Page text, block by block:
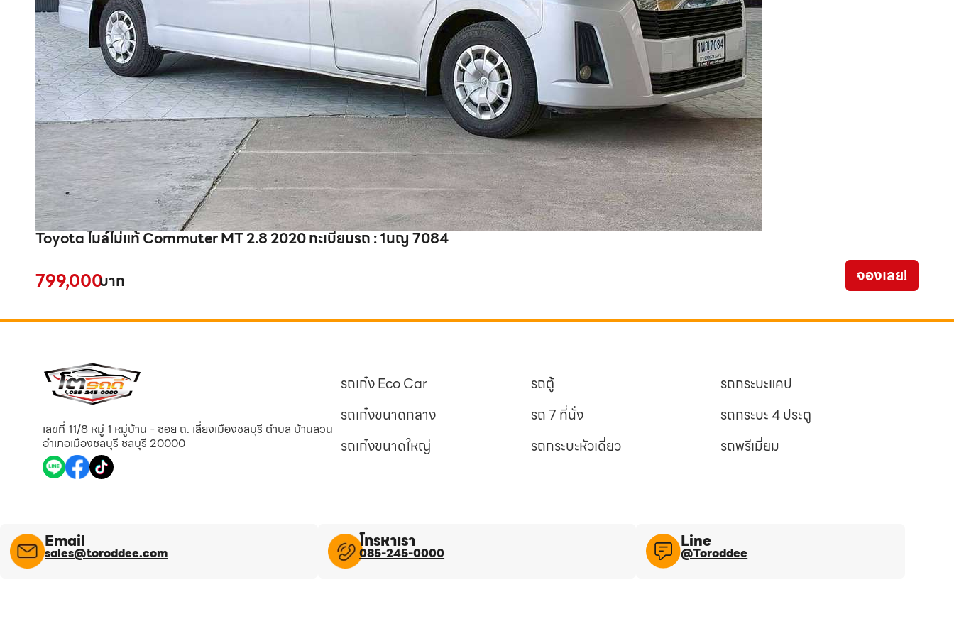
Toyota ไมล์ไม่แท้ Commuter MT 2.8 2020 ทะเบียนรถ : 1นญ 7084
799,000บาท จองเลย!
เลขที่ 11/8 หมู่ 1 หมู่บ้าน - ซอย ถ. เลี่ยงเมืองชลบุรี ตำบล บ้านสวน
อำเภอเมืองชลบุรี ชลบุรี 20000
รถเก๋ง Eco Car
รถเก๋งขนาดกลาง
รถเก๋งขนาดใหญ่
รถตู้
รถ 7 ที่นั่ง
รถกระบะหัวเดี่ยว
รถกระบะแคป
รถกระบะ 4 ประตู
รถพรีเมี่ยม
Email
sales@toroddee.com
โทรหาเรา
085-245-0000
Line​
@Toroddee​